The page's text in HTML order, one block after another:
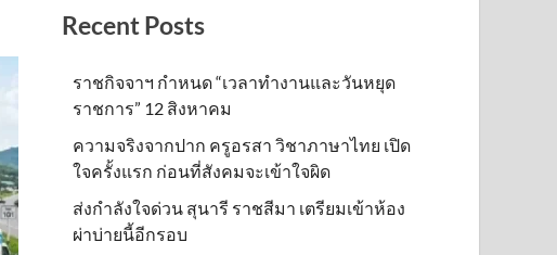
Recent Posts
ราชกิจจาฯ กำหนด “เวลาทำงานและวันหยุด
ราชการ” 12 สิงหาคม
ความจริงจากปาก ครูอรสา วิชาภาษาไทย เปิด
ใจครั้งแรก ก่อนที่สังคมจะเข้าใจผิด
ส่งกำลังใจด่วน สุนารี ราชสีมา เตรียมเข้าห้อง
ผ่าบ่ายนี้อีกรอบ